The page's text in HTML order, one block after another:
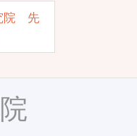
院 先